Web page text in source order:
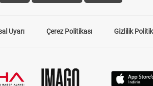
Uyarı Çerez Politikası Gizlilik